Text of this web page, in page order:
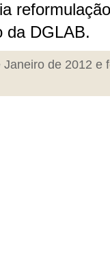
da DGLAB.
de 2012 e